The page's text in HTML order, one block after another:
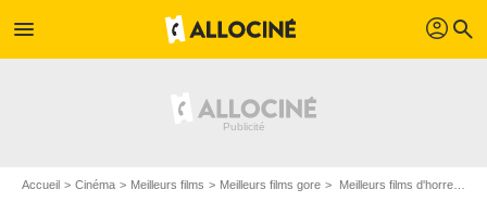
menu profil search
Accueil Cinéma Meilleurs films Meilleurs films gore Meilleurs films d'horreur gore - Page 5